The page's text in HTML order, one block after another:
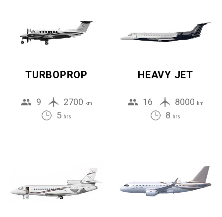
TURBOPROP
9 2700 km
5 hrs
HEAVY JET
16 8000 km
8 hrs